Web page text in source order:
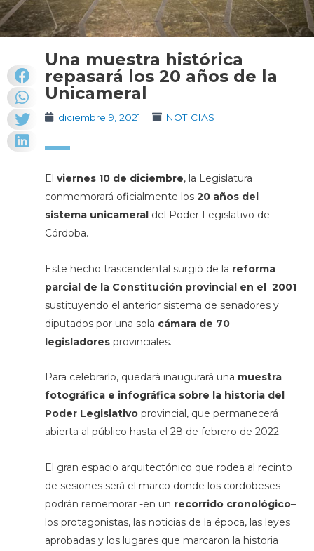
Una muestra histórica
repasará los 20 años de la
Unicameral
diciembre 9, 2021 NOTICIAS
El viernes 10 de diciembre, la Legislatura
conmemorará oficialmente los 20 años del
sistema unicameraldel Poder Legislativo de
Córdoba.
Este hecho trascendental surgió de la reforma
parcial de la Constitución provincial en el 2001
sustituyendo el anterior sistema de senadores y
diputados por una sola cámara de 70
legisladoresprovinciales.
Para celebrarlo, quedará inaugurará una muestra
fotográfica e infográfica sobre la historia del
Poder Legislativoprovincial, que permanecerá
abierta al público hasta el 28 de febrero de 2022.
El gran espacio arquitectónico que rodea al recinto
de sesiones será el marco donde los cordobeses
podrán rememorar -en un recorrido cronológico–
los protagonistas, las noticias de la época, las leyes
aprobadas y los lugares que marcaron la historia